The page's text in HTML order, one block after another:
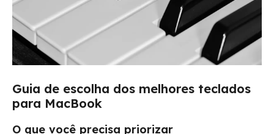
Guia de escolha dos melhores teclados
para MacBook
O que você precisa priorizar